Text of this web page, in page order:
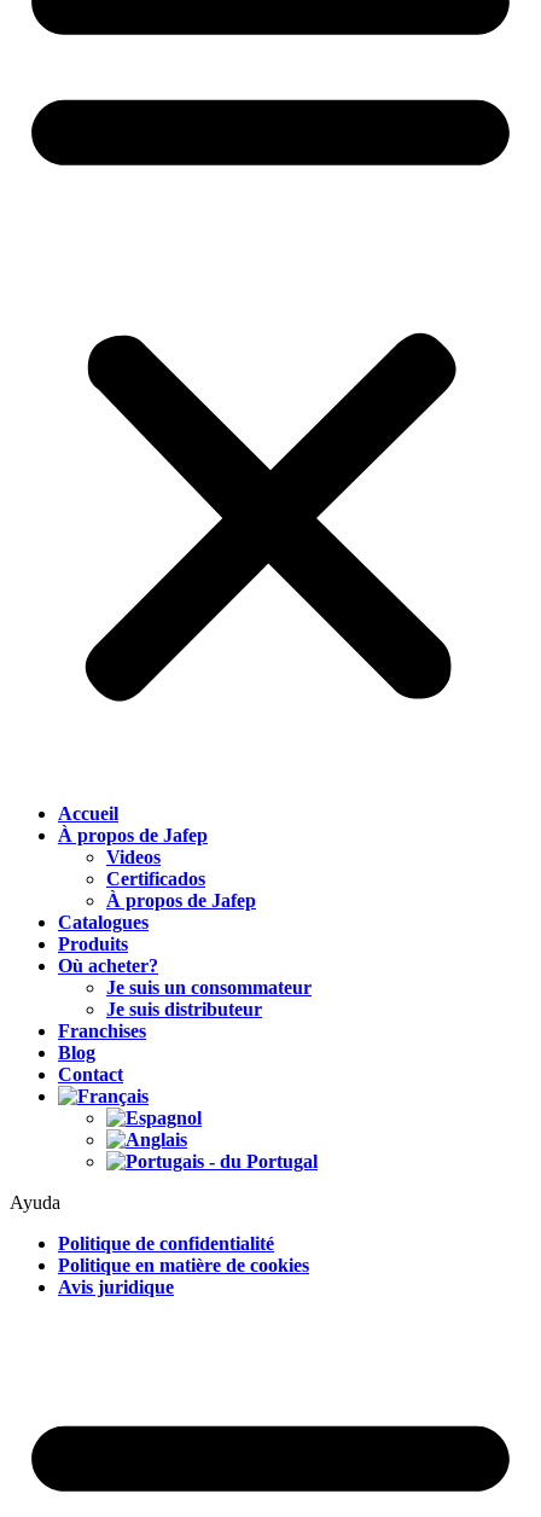
Accueil
À propos de Jafep
Videos
Certificados
À propos de Jafep
Catalogues
Produits
Où acheter?
Je suis un consommateur
Je suis distributeur
Franchises
Blog
Contact
Ayuda
Politique de confidentialité
Politique en matière de cookies
Avis juridique